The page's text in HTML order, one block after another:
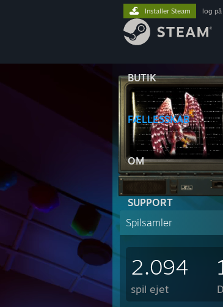
BUTIK
FÆLLESSKAB
OM
SUPPORT
Installer Steam log på
Spilsamler
2.094
spil ejet